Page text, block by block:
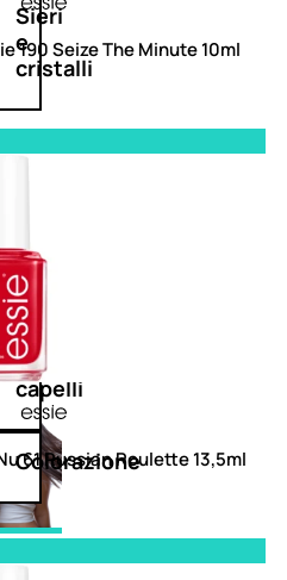
Sieri
e
cristalli
Spray
e
crema
Gel
capelli
Colorazione
190 Seize The Minute 10ml
61 Russian Roulette 13,5ml